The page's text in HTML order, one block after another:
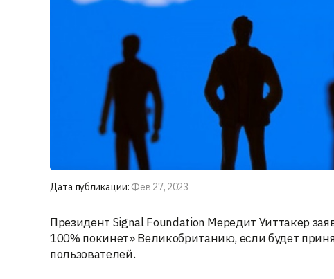
Дата публикации: Фев 27, 2023
Президент Signal Foundation Мередит Уиттакер
100% покинет» Великобританию, если будет
пользователей.